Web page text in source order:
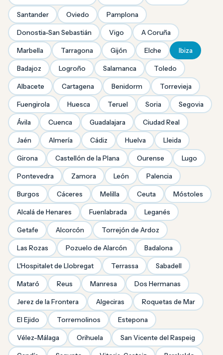
Santander Oviedo Pamplona
Donostia-San Sebastián Vigo A Coruña
Marbella Tarragona Gijón Elche Ibiza
Badajoz Logroño Salamanca Toledo
Albacete Cartagena Benidorm Torrevieja
Fuengirola Huesca Teruel Soria Segovia
Ávila Cuenca Guadalajara Ciudad Real
Jaén Almería Cádiz Huelva Lleida
Girona Castellón de la Plana Ourense Lugo
Pontevedra Zamora León Palencia
Burgos Cáceres Melilla Ceuta Móstoles
Alcalá de Henares Fuenlabrada Leganés
Getafe Alcorcón Torrejón de Ardoz
Las Rozas Pozuelo de Alarcón Badalona
L'Hospitalet de Llobregat Terrassa Sabadell
Mataró Reus Manresa Dos Hermanas
Jerez de la Frontera Algeciras Roquetas de Mar
El Ejido Torremolinos Estepona
Vélez-Málaga Orihuela San Vicente del Raspeig